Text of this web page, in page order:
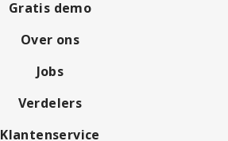
Gratis demo
Over ons
Jobs
Verdelers
Klantenservice